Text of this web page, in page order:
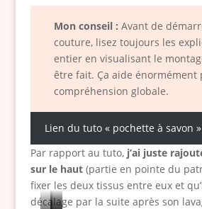
Mon conseil : Avant de
couture, lisez toujours les
entier en visualisant le
être fait. Ça aide énormément
compréhension globale.
Lien du tuto « pochette à savon »
Par rapport au tuto, j’ai juste
sur le haut(partie en pointe du
fixer les deux tissus entre eux et
décalage par la suite après son